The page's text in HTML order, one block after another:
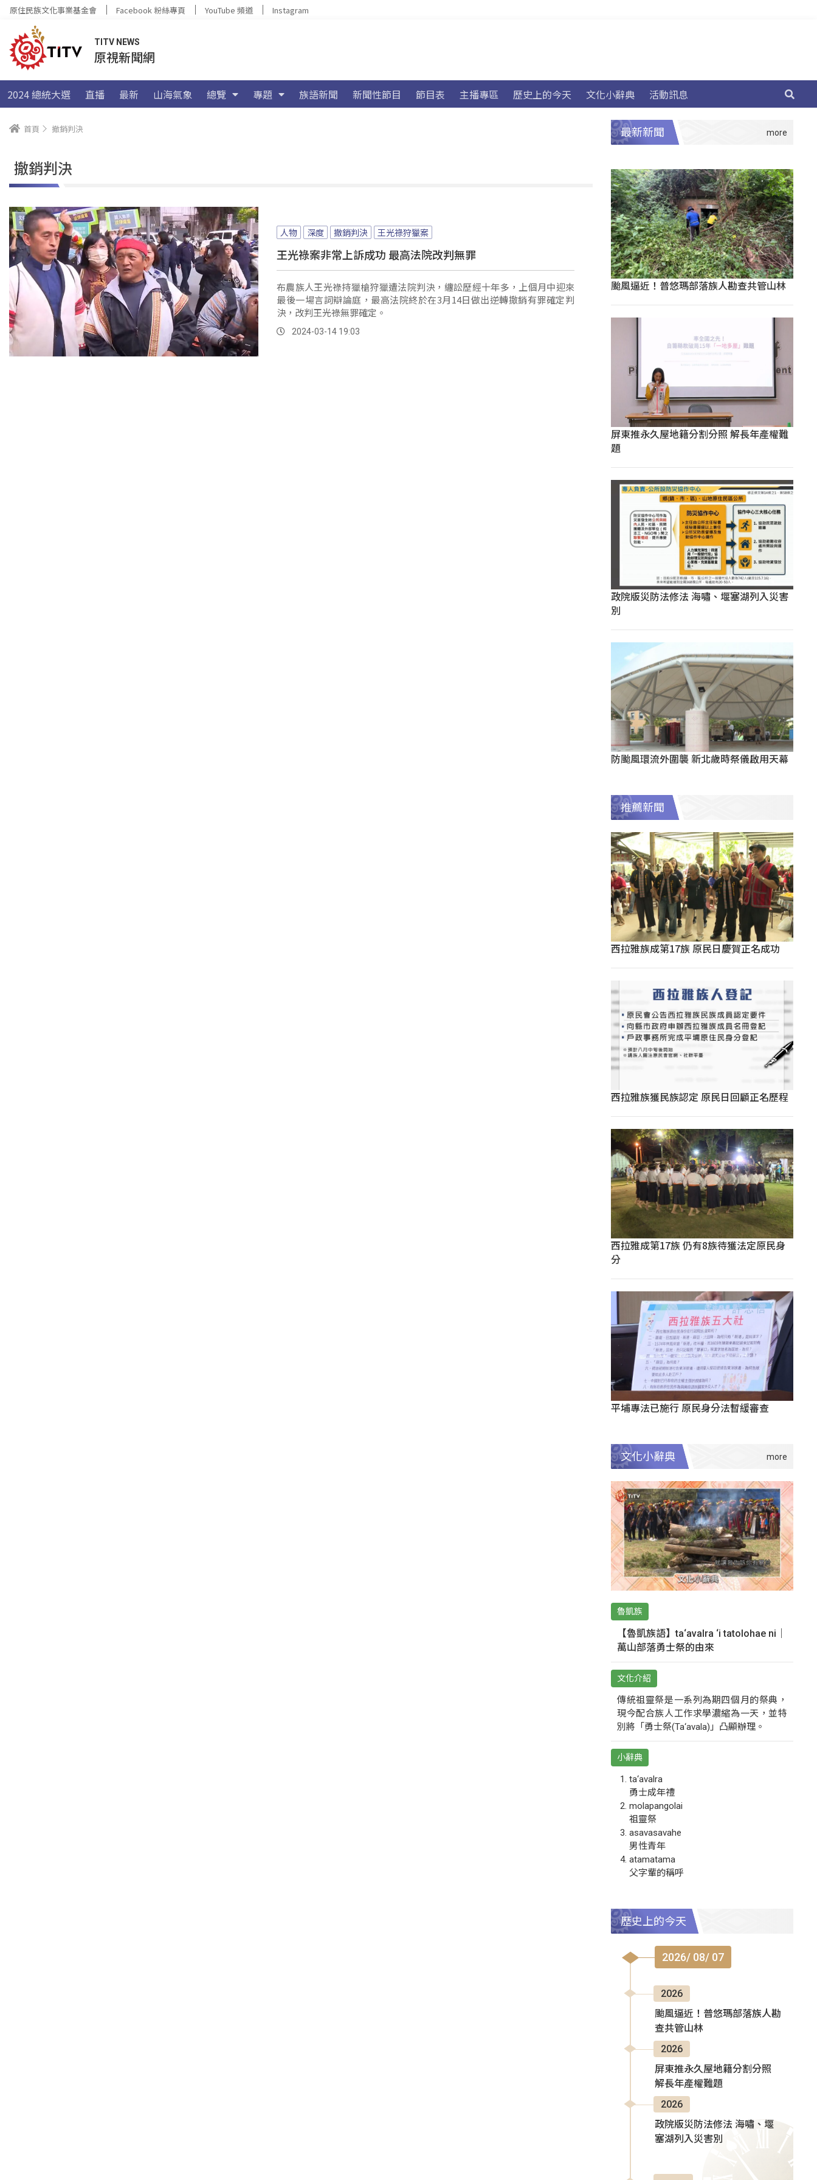
原住民族文化事業基金會 Facebook 粉絲專頁 YouTube 頻道 Instagram
TITV NEWS
原視新聞網
2024 總統大選 直播 最新 山海氣象 總覽 專題 族語新聞 新聞性節目 節目表 主播專區 歷史上的今天 文化小辭典 活動訊息
首頁 撤銷判決
撤銷判決
人物 深度 撤銷判決 王光祿狩獵案
王光祿案非常上訴成功 最高法院改判無罪
布農族人王光祿持獵槍狩獵遭法院判決，纏訟歷經十年多，上個月中迎來
最後一場言詞辯論庭，最高法院終於在3月14日做出逆轉撤銷有罪確定判
決，改判王光祿無罪確定。
2024-03-14 19:03
最新新聞
颱風逼近！普悠瑪部落族人勘查共管山林
屏東推永久屋地籍分割分照 解長年產權難
題
政院版災防法修法 海嘯、堰塞湖列入災害
別
防颱風環流外圍襲 新北歲時祭儀啟用天幕
推薦新聞
西拉雅族成第17族 原民日慶賀正名成功
西拉雅族獲民族認定 原民日回顧正名歷程
西拉雅成第17族 仍有8族待獲法定原民身
分
平埔專法已施行 原民身分法暫緩審查
文化小辭典
魯凱族
【魯凱族語】ta‘avalra ‘i tatolohae ni｜
萬山部落勇士祭的由來
文化介紹
傳統祖靈祭是一系列為期四個月的祭典，
現今配合族人工作求學濃縮為一天，並特
別將「勇士祭(Ta‘avala)」凸顯辦理。
小辭典
ta‘avalra
勇士成年禮
molapangolai
祖靈祭
asavasavahe
男性青年
atamatama
父字輩的稱呼
歷史上的今天
2026/ 08/ 07
2026
颱風逼近！普悠瑪部落族人勘
查共管山林
2026
屏東推永久屋地籍分割分照
解長年產權難題
2026
政院版災防法修法 海嘯、堰
塞湖列入災害別